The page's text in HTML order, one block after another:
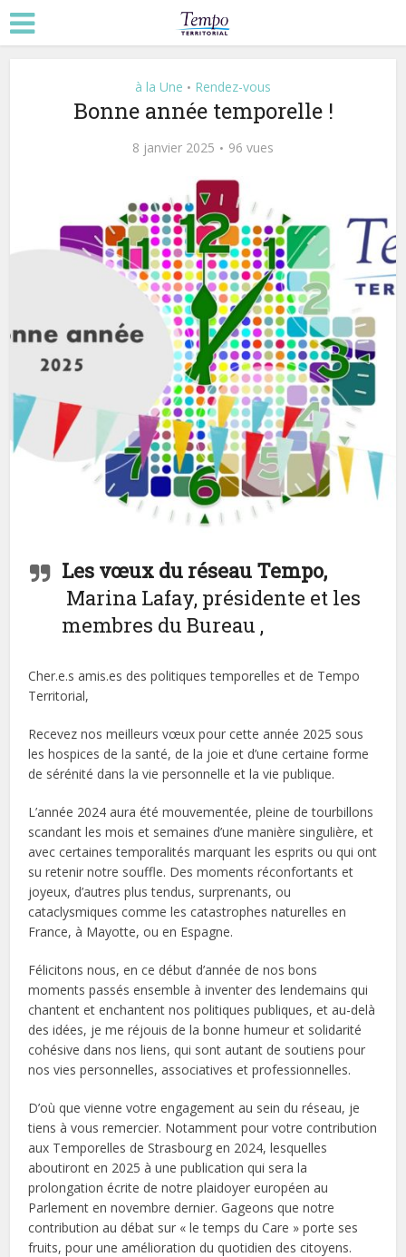
à la Une • Rendez-vous
Bonne année temporelle !
8 janvier 2025 96 vues
Les vœux du réseau Tempo,
Marina Lafay, présidente et les
membres du Bureau ,
Cher.e.s amis.es des politiques temporelles et de Tempo
Territorial,
Recevez nos meilleurs vœux pour cette année 2025 sous
les hospices de la santé, de la joie et d’une certaine forme
de sérénité dans la vie personnelle et la vie publique.
L’année 2024 aura été mouvementée, pleine de tourbillons
scandant les mois et semaines d’une manière singulière, et
avec certaines temporalités marquant les esprits ou qui ont
su retenir notre souffle. Des moments réconfortants et
joyeux, d’autres plus tendus, surprenants, ou
cataclysmiques comme les catastrophes naturelles en
France, à Mayotte, ou en Espagne.
Félicitons nous, en ce début d’année de nos bons
moments passés ensemble à inventer des lendemains qui
chantent et enchantent nos politiques publiques, et au-delà
des idées, je me réjouis de la bonne humeur et solidarité
cohésive dans nos liens, qui sont autant de soutiens pour
nos vies personnelles, associatives et professionnelles.
D’où que vienne votre engagement au sein du réseau, je
tiens à vous remercier. Notamment pour votre contribution
aux Temporelles de Strasbourg en 2024, lesquelles
aboutiront en 2025 à une publication qui sera la
prolongation écrite de notre plaidoyer européen au
Parlement en novembre dernier. Gageons que notre
contribution au débat sur « le temps du Care » porte ses
fruits, pour une amélioration du quotidien des citoyens.